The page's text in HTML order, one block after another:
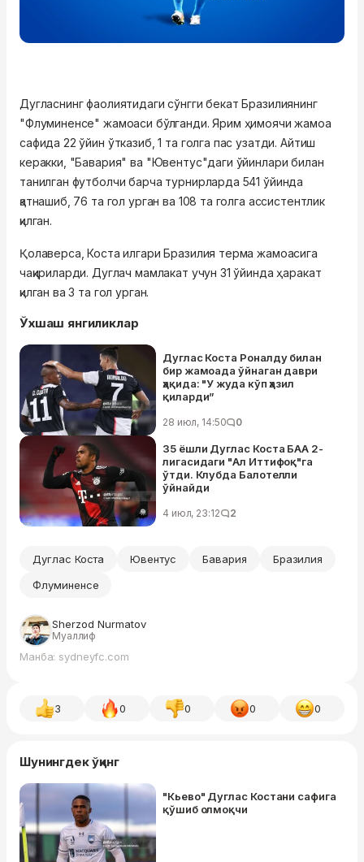
Дугласнинг фаолиятидаги сўнгги бекат Бразилиянинг
"Флуминенсе" жамоаси бўлганди. Ярим ҳимоячи жамоа
сафида 22 ўйин ўтказиб, 1 та голга пас узатди. Айтиш
керакки, "Бавария" ва "Ювентус"даги ўйинлари билан
танилган футболчи барча турнирларда 541 ўйинда
қатнашиб, 76 та гол урган ва 108 та голга ассистентлик
қилган.
Қолаверса, Коста илгари Бразилия терма жамоасига
чақириларди. Дуглач мамлакат учун 31 ўйинда ҳаракат
қилган ва 3 та гол урган.
Ўхшаш янгиликлар
Дуглас Коста Роналду билан
бир жамоада ўйнаган даври
ҳақида: "У жуда кўп ҳазил
қиларди”
28 июл, 14:50 0
35 ёшли Дуглас Коста БАА 2-
лигасидаги "Ал Иттифоқ"га
ўтди. Клубда Балотелли
ўйнайди
4 июл, 23:12 2
Дуглас Коста Ювентус Бавария
Бразилия
Флуминенсе
Sherzod Nurmatov
Муаллиф
Манба: sydneyfc.com
3 0 0 0 0
Шунингдек ўқинг
"Кьево" Дуглас Костани сафига
қўшиб олмоқчи